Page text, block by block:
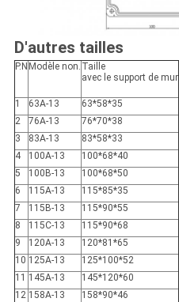
D'autres tailles
P.N Modèle non. Taille
avec le support de mur
1 63A-13
63*58*35
2
76A-13
76*70*38
3
83A-13
83*58*33
4
100A-13
100*68*40
5
100B-13
100*68*50
6
115A-13
115*85*35
7
115B-13
115*90*55
8
115C-13
115*90*68
9
120A-13
120*81*65
10 125A-13
125*100*52
11 145A-13
145*120*60
12 158A-13
158*90*46